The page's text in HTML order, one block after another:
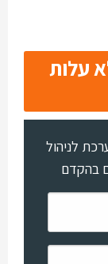
עלות
לניהול
בהקדם